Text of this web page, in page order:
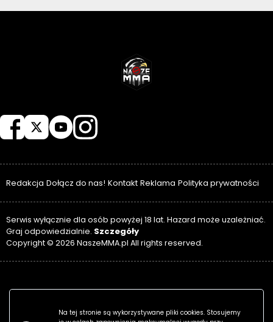
Redakcja Dołącz do nas! Kontakt Reklama Polityka prywatności
Serwis wyłącznie dla osób powyżej 18 lat. Hazard może uzależniać.
Graj odpowiedzialnie. Szczegóły
Copyright © 2026 NaszeMMA.pl All rights reserved.
Na tej stronie są wykorzystywane pliki cookies. Stosujemy